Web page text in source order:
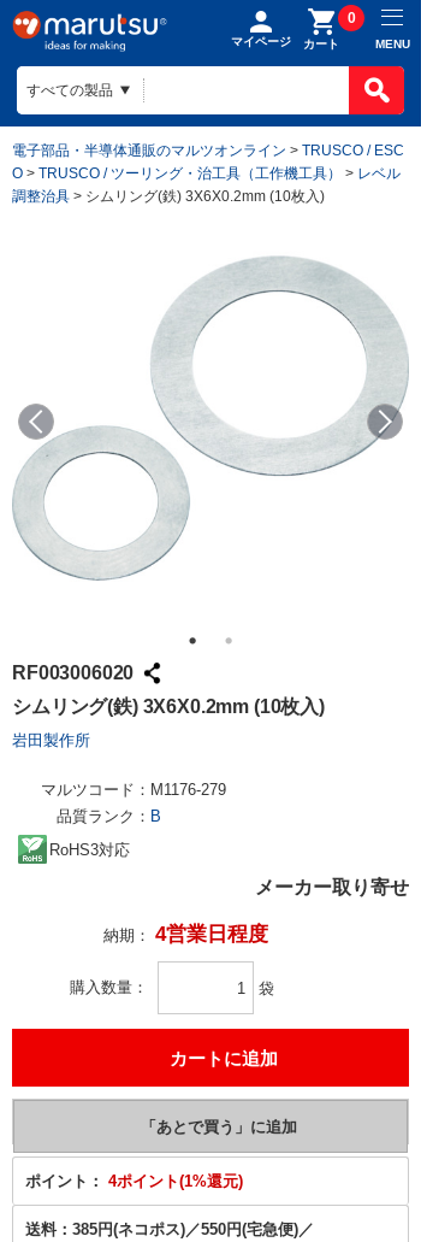
マイページ カート
0
MENU
電子部品・半導体通販のマルツオンライン > TRUSCO / ESC
O > TRUSCO / ツーリング・治工具（工作機工具） > レベル
調整治具 > シムリング(鉄) 3X6X0.2mm (10枚入)
RF003006020
シムリング(鉄) 3X6X0.2mm (10枚入)
岩田製作所
マルツコード： M1176-279
品質ランク： B
RoHS3対応
メーカー取り寄せ
納期： 4営業日程度
購入数量 袋
ポイント： 4ポイント(1%還元)
送料： 385円(ネコポス)／550円(宅急便)／